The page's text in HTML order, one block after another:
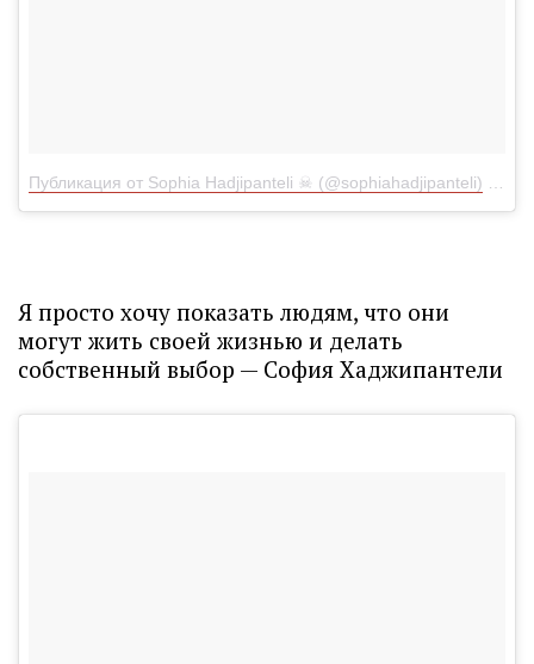
Публикация от Sophia Hadjipanteli ☠ (@sophiahadjipanteli)
Я просто хочу показать людям, что они
могут жить своей жизнью и делать
собственный выбор — София Хаджипантели